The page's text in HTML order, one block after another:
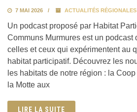
7 MAI 2026 ACTUALITÉS RÉGIONALES
Un podcast proposé par Habitat
Communs Murmures est un podcast
celles et ceux qui expérimentent au
habitat participatif. Découvrez les
les habitats de notre région : la
la Motte aux
LIRE LA SUITE